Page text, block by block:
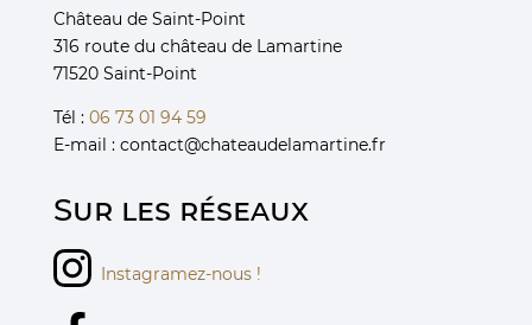
Château de Saint-Point
316 route du château de Lamartine
71520 Saint-Point
Tél : 06 73 01 94 59
E-mail :
chat
Sur les réseaux
Instagramez-nous !